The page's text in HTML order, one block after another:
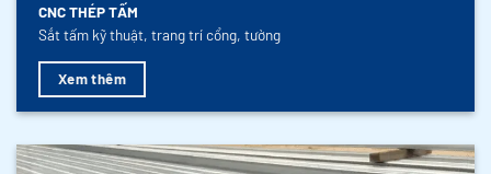
CNC THÉP TẤM
Sắt tấm kỹ thuật, trang trí cổng, tường
Xem thêm